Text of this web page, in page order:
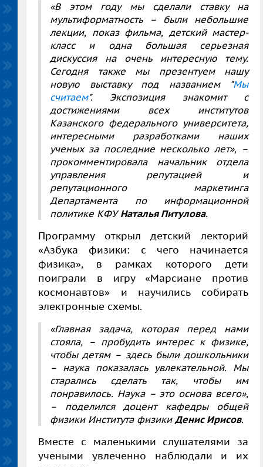
«В этом году мы сделали ставку на
мультиформатность – были небольшие
лекции, показ фильма, детский мастер-
класс и одна большая серьезная
дискуссия на очень интересную тему.
Сегодня также мы презентуем нашу
новую выставку под названием "Мы
считаем". Экспозиция знакомит с
достижениями всех институтов
Казанского федерального университета,
интересными разработками наших
ученых за последние несколько лет», –
прокомментировала начальник отдела
управления репутацией и
репутационного маркетинга
Департамента по информационной
политике КФУНаталья Питулова.
Программу открыл детский лекторий
«Азбука физики: с чего начинается
физика», в рамках которого дети
поиграли в игру «Марсиане против
космонавтов» и научились собирать
электронные схемы.
«Главная задача, которая перед нами
стояла, – пробудить интерес к физике,
чтобы детям – здесь были дошкольники
– наука показалась увлекательной. Мы
старались сделать так, чтобы им
понравилось. Наука – это основа всего»,
– поделился доцент кафедры общей
физики Института физики Денис Ирисов.
Вместе с маленькими слушателями за
учеными увлеченно наблюдали и их